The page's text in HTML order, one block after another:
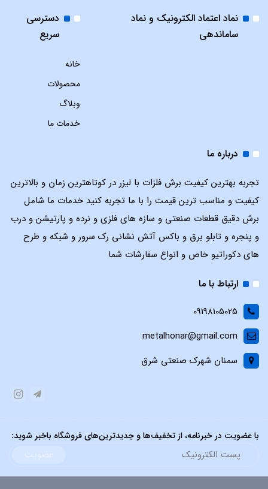
نماد اعتماد الکترونیک و نماد
ساماندهی
دسترسی
سریع
خانه
محصولات
وبلاگ
خدمات ما
درباره ما
تجربه بهترین کیفیت برش فلزات با لیزر در کوتاهترین زمان و بالاترین
کیفیت و مناسب ترین قیمت را با ما تجربه کنید خدمات ما شامل
برش دقیق قطعات صنعتی و سازه های فلزی و نرده و پارتیشن و درب
و پنجره و تابلو برق و باکس آتش نشانی رک سرور و شبکه و طرح
های دکوراتیو خاص و انواع سفارشات شما
ارتباط با ما
09198105025
metalhonar@gmail.com
سمنان شهرک صنعتی شرق
با عضویت در خبرنامه، از تخفیف‌ها و جدیدترین‌های فروشگاه باخبر شوید: